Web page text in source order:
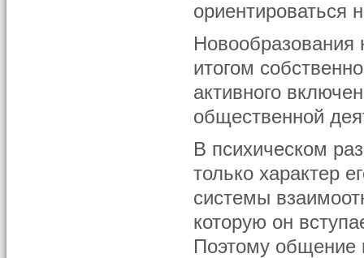
ориентироваться
Новообразования
итогом
активного
общественной
В психическом
только характер
системы
которую он
Поэтому общение